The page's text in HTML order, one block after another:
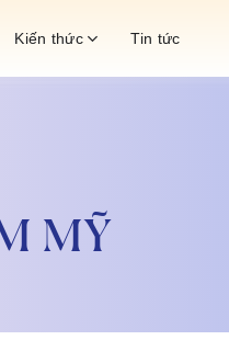
Kiến thức Tin tức
MỸ